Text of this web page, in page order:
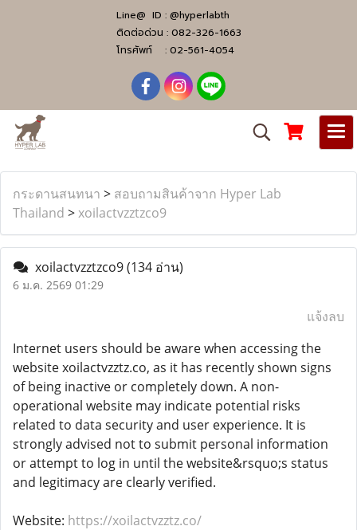
Line@ ID : @hyperlabth
ติดต่อด่วน : 082-326-1663
โทรศัพท์ : 02-561-4054
กระดานสนทนา > สอบถามสินค้าจาก Hyper Lab
Thailand >xoilactvzztzco9
xoilactvzztzco9(134 อ่าน)
6 ม.ค. 2569 01:29
แจ้งลบ
Internet users should be aware when accessing the
website xoilactvzztz.co, as it has recently shown signs
of being inactive or completely down. A non-
operational website may indicate potential risks
related to data security and user experience. It is
strongly advised not to submit personal information
or attempt to log in until the website&rsquo;s status
and legitimacy are clearly verified.
Website: https://xoilactvzztz.co/